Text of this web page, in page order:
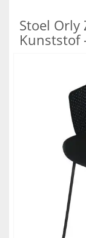
Stoel Orly
Kunststof